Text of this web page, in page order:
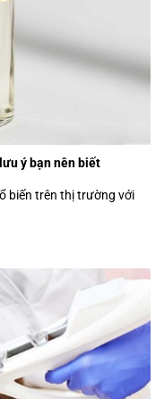
ý bạn nên biết
biến trên thị trường với